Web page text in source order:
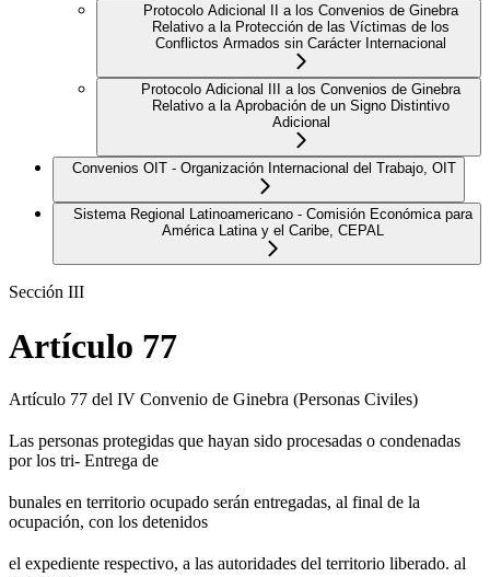
Protocolo Adicional II a los Convenios de Ginebra
Relativo a la Protección de las Víctimas de los
Conflictos Armados sin Carácter Internacional
Protocolo Adicional III a los Convenios de Ginebra
Relativo a la Aprobación de un Signo Distintivo
Adicional
Convenios OIT - Organización Internacional del Trabajo, OIT
Sistema Regional Latinoamericano - Comisión Económica para
América Latina y el Caribe, CEPAL
Sección III
Artículo 77
Artículo 77 del IV Convenio de Ginebra (Personas Civiles)
Las personas protegidas que hayan sido procesadas o condenadas
por los tri- Entrega de
bunales en territorio ocupado serán entregadas, al final de la
ocupación, con los detenidos
el expediente respectivo, a las autoridades del territorio liberado. al